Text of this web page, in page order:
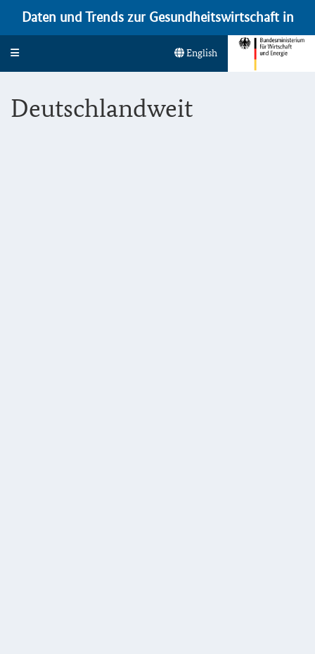
Daten und Trends zur Gesundheitswirtschaft in
Deutschland
Toggle navigation English
Deutschlandweit